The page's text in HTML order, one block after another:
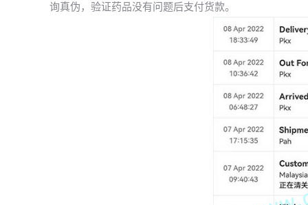
询真伪，验证药品没有问题后支付货款。